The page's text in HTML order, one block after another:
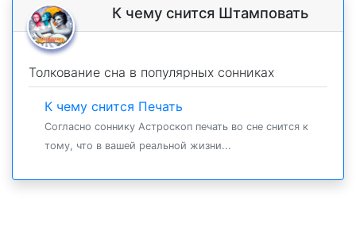
К чему снится Штамповать
Толкование сна в популярных сонниках
К чему снится Печать
Согласно соннику Астроскоп печать во сне снится к
тому, что в вашей реальной жизни...